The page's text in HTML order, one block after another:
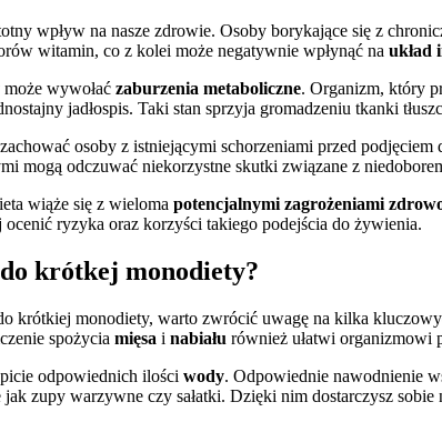
wpływ na nasze zdrowie. Osoby borykające się z
witamin, co z kolei może negatywnie wpłynąć na układ
wywołać zaburzenia metaboliczne. Organizm, który
jadłospis. Taki stan sprzyja gromadzeniu tkanki
osoby z istniejącymi schorzeniami przed
mogą odczuwać niekorzystne skutki związane z
wiąże się z wieloma potencjalnymi zagrożeniami
ryzyka oraz korzyści takiego podejścia do żywienia.
krótkej monodiety?
krótkiej monodiety, warto zwrócić uwagę na kilka
spożycia mięsa i nabiału również ułatwi organizmowi
odpowiednich ilości wody. Odpowiednie nawodnienie
jak zupy warzywne czy sałatki. Dzięki nim dostarczysz